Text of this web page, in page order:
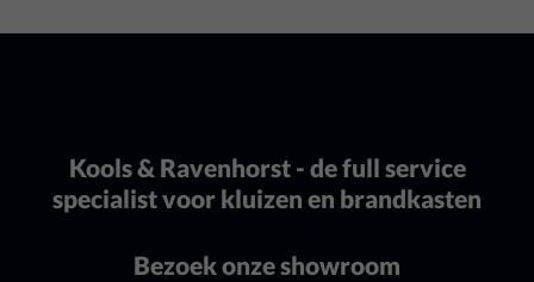
Kools & Ravenhorst - de full service
specialist voor kluizen en brandkasten
Bezoek onze showroom